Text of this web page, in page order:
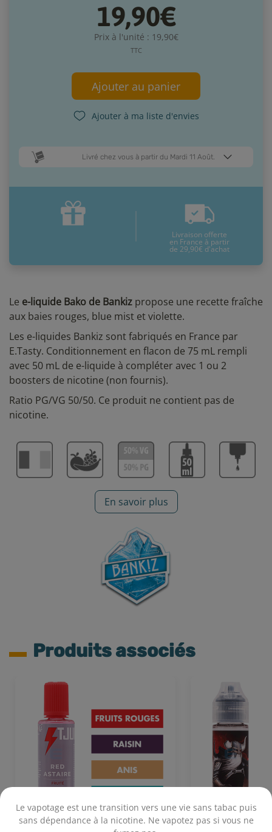
Le vapotage est une transition vers une vie sans tabac puis
sans dépendance à la nicotine. Ne vapotez pas si vous ne
Le e-liquide Bako de Bankiz propose une recette fraîche
aux baies rouges, blue mist et violette.
Les e-liquides Bankiz sont fabriqués en France par
E.Tasty. Conditionnement en flacon de 75 mL rempli
avec 50 mL de e-liquide à compléter avec 1 ou 2
boosters de nicotine (non fournis).
Ratio PG/VG 50/50. Ce produit ne contient pas de
nicotine.
En savoir plus
19,90€
Prix à l'unité : 19,90€
TTC
Ajouter au panier
Ajouter à ma liste d'envies
Livré chez vous à partir du Mardi 11 Août.
Jeudi 13 Août Mardi 11 Août
* Pour une livraison en France métropolitaine+ d'infos
Livraison offerte
en France à partir
de 29,90€ d'achat
Produits associés